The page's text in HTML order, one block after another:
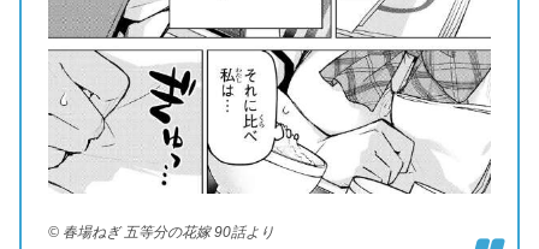
© 春場ねぎ 五等分の花嫁 90話より